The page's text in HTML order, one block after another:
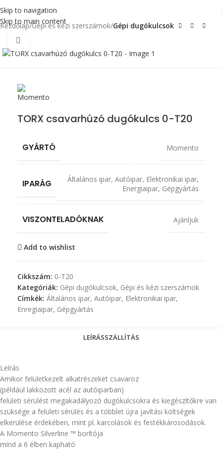
Skip to navigation
Skip to main content
Kezdőlap Gépi és kézi szerszámok Gépi dugókulcsok
TORX csavarhúzó dugókulcs 0-T20
GYÁRTÓ Momento
IPARÁG Általános ipar, Autóipar, Elektronikai ipar,
Energiaipar, Gépgyártás
VISZONTELADÓKNAK Ajánljuk
Add to wishlist
Cikkszám: 0-T20
Kategóriák: Gépi dugókulcsok, Gépi és kézi szerszámok
Címkék: Általános ipar, Autóipar, Elektronikai ipar,
Enregiaipar, Gépgyártás
LEÍRÁSSZÁLLÍTÁS
Leírás
Amikor felületkezelt alkatrészeket csavaroz
(például lakkozott acél az autóiparban)
felületi sérülést megakadályozó dugókulcsokra és kiegészítőkre van
szüksége a felületi sérülés és a többlet újra javítási költségek
elkerülése érdekében, mint pl. karcolások és festékkárosodások.
A Momento Silverline ™ borítója
mind a 6 élben kapható